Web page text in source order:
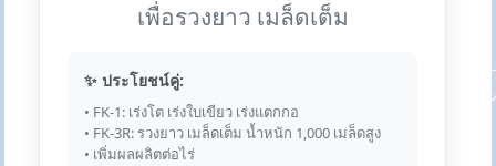
เพื่อรวงยาว เมล็ดเต็ม
✨ ประโยชน์คู่:
• FK-1: เร่งโต เร่งใบเขียว เร่งแตกกอ
• FK-3R: รวงยาว เมล็ดเต็ม น้ำหนัก 1,000 เมล็ดสูง
• เพิ่มผลผลิตต่อไร่